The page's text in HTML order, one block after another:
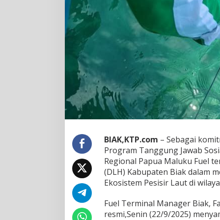
e
r
a
m
D
L
H
e
l
s
a
r
i
k
E
k
BIAK,KTP.com – Sebagai
Program Tanggung Jawab
Regional Papua Maluku Fuel
(DLH) Kabupaten Biak dalam
Ekosistem Pesisir Laut di
Fuel Terminal Manager Biak,
resmi,Senin (22/9/2025)